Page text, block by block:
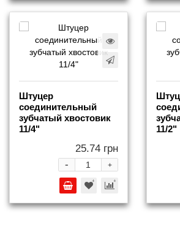
Штуцер
соединительный
зубчатый хвостовик
11/4"
25.74 грн
+
-
11/2"